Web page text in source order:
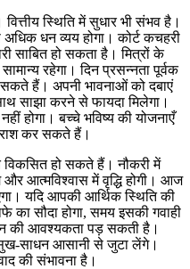
स्थिति में सुधार भी संभव है।
धन व्यय होगा। कोर्ट कचहरी
साबित हो सकता है। मित्रों के
रहेगा। दिन प्रसन्नता पूर्वक
हैं। अपनी भावनाओं को दबाएं
साझा करने से फायदा मिलेगा।
होगा। बच्चे भविष्य की योजनाएँ
कर सकते हैं।
हो सकते हैं। नौकरी में
आत्मविश्वास में वृद्धि होगी। आज
यदि आपकी आर्थिक स्थिति की
का सौदा होगा, समय इसकी गवाही
की आवश्यकता पड़ सकती है।
साधन आसानी से जुटा लेंगे।
की संभावना है।